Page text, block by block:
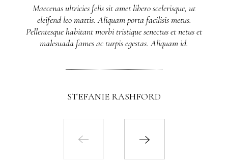
Maecenas ultricies felis sit amet libero scelerisque, ut
eleifend leo mattis. Aliquam porta facilisis metus.
Pellentesque habitant morbi tristique senectus et netus et
malesuada fames ac turpis egestas. Aliquam id.
STEFANIE RASHFORD